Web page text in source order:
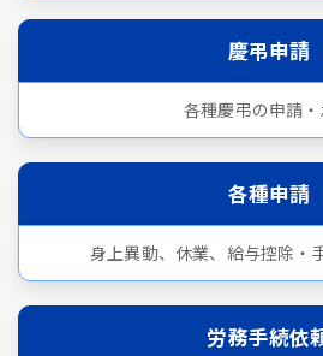
慶弔申請
各種慶弔の申請
各種申請
身上異動、休業、給与控除・
労務手続依